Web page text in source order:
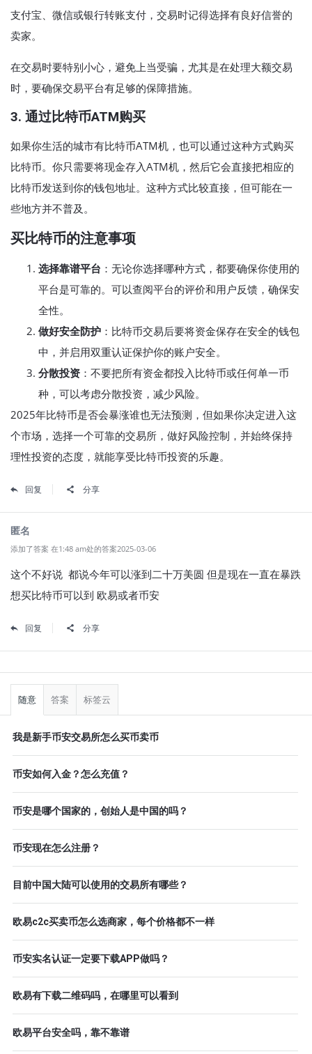
支付宝、微信或银行转账支付，交易时记得选择有良好信誉的
卖家。
在交易时要特别小心，避免上当受骗，尤其是在处理大额交易
时，要确保交易平台有足够的保障措施。
3. 通过比特币ATM购买
如果你生活的城市有比特币ATM机，也可以通过这种方式购买
比特币。你只需要将现金存入ATM机，然后它会直接把相应的
比特币发送到你的钱包地址。这种方式比较直接，但可能在一
些地方并不普及。
买比特币的注意事项
选择靠谱平台 ：无论你选择哪种方式，都要确保你使用的
平台是可靠的。可以查阅平台的评价和用户反馈，确保安
全性。
做好安全防护 ：比特币交易后要将资金保存在安全的钱包
中，并启用双重认证保护你的账户安全。
分散投资 ：不要把所有资金都投入比特币或任何单一币
种，可以考虑分散投资，减少风险。
2025年比特币是否会暴涨谁也无法预测，但如果你决定进入这
个市场，选择一个可靠的交易所，做好风险控制，并始终保持
理性投资的态度，就能享受比特币投资的乐趣。
回复 分享
匿名
添加了答案 在1:48 am处的答案2025-03-06
这个不好说 都说今年可以涨到二十万美圆 但是现在一直在暴跌
想买比特币可以到 欧易或者币安
回复 分享
侧
随意 答案 标签云
我是新手币安交易所怎么买币卖币
币安如何入金？怎么充值？
币安是哪个国家的，创始人是中国的吗？
币安现在怎么注册？
目前中国大陆可以使用的交易所有哪些？
欧易c2c买卖币怎么选商家，每个价格都不一样
币安实名认证一定要下载APP做吗？
欧易有下载二维码吗，在哪里可以看到
欧易平台安全吗，靠不靠谱